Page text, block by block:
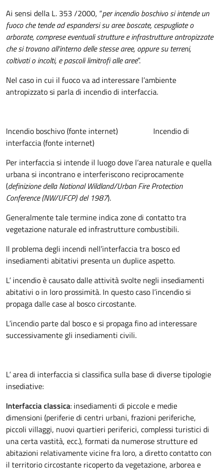
Ai sensi della L. 353 /2000, “per incendio boschivo si intende un
fuoco che tende ad espandersi su aree boscate, cespugliate o
arborate, comprese eventuali strutture e infrastrutture antropizzate
che si trovano all’interno delle stesse aree, oppure su terreni,
coltivati o incolti, e pascoli limitrofi alle aree”.
Nel caso in cui il fuoco va ad interessare l’ambiente
antropizzato si parla di incendio di interfaccia.
Incendio boschivo (fonte internet) Incendio di
interfaccia (fonte internet)
Per interfaccia si intende il luogo dove l’area naturale e quella
urbana si incontrano e interferiscono reciprocamente
(definizione della National Wildland/Urban Fire Protection
Conference (NW/UFCP) del 1987).
Generalmente tale termine indica zone di contatto tra
vegetazione naturale ed infrastrutture combustibili.
Il problema degli incendi nell’interfaccia tra bosco ed
insediamenti abitativi presenta un duplice aspetto.
L’ incendio è causato dalle attività svolte negli insediamenti
abitativi o in loro prossimità. In questo caso l’incendio si
propaga dalle case al bosco circostante.
L’incendio parte dal bosco e si propaga fino ad interessare
successivamente gli insediamenti civili.
L’ area di interfaccia si classifica sulla base di diverse tipologie
insediative:
Interfaccia classica: insediamenti di piccole e medie
dimensioni (periferie di centri urbani, frazioni periferiche,
piccoli villaggi, nuovi quartieri periferici, complessi turistici di
una certa vastità, ecc.), formati da numerose strutture ed
abitazioni relativamente vicine fra loro, a diretto contatto con
il territorio circostante ricoperto da vegetazione, arborea e